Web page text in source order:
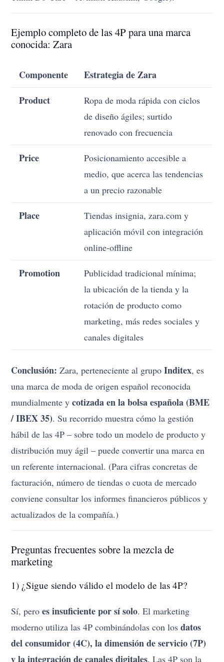
Ejemplo completo de las 4P para una marca
conocida: Zara
Componente
Estrategia de Zara
Product
Ropa de moda rápida con ciclos
de diseño ágiles; surtido
renovado con frecuencia
Price
Posicionamiento accesible a
medio, que acerca las tendencias
a un precio razonable
Place
Tiendas insignia, zara.com y
aplicación móvil con integración
online-offline
Promotion
Publicidad tradicional mínima;
la ubicación de la tienda y la
rotación de producto como
marketing, más redes sociales y
canales digitales
Conclusión: Zara, perteneciente al grupoInditex, es
una marca de moda de origen español reconocida
mundialmente ycotizada en la bolsa española (BME
/ IBEX 35). Su recorrido muestra cómo la gestión
hábil de las 4P – sobre todo un modelo de producto y
distribución muy ágil – puede convertir una marca en
un referente internacional. (Para cifras concretas de
facturación, número de tiendas o cuota de mercado
conviene consultar los informes financieros públicos y
actualizados de la compañía.)
Preguntas frecuentes sobre la mezcla de
marketing
1) ¿Sigue siendo válido el modelo de las 4P?
Sí, peroes insuficiente por sí solo. El marketing
moderno utiliza las 4P combinándolas con losdatos
del consumidor (4C), la dimensión de servicio (7P)
y la integración de canales digitales. Las 4P son la